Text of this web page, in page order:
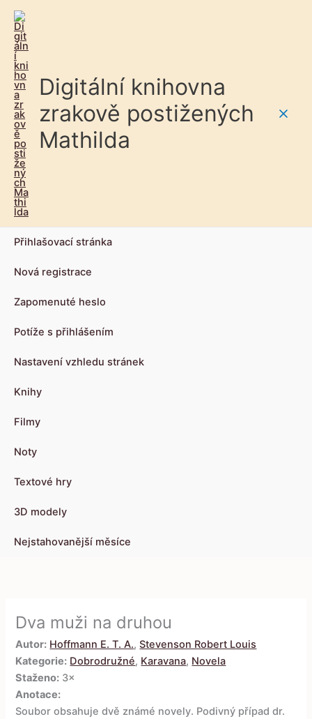
Digitální knihovna
zrakově postižených
Mathilda
Přihlašovací stránka
Nová registrace
Zapomenuté heslo
Potíže s přihlášením
Nastavení vzhledu stránek
Knihy
Filmy
Noty
Textové hry
3D modely
Nejstahovanější měsíce
Dva muži na druhou
Autor: Hoffmann E. T. A.,Stevenson Robert Louis
Kategorie: Dobrodružné, Karavana, Novela
Staženo: 3×
Anotace:
Soubor obsahuje dvě známé novely. Podivný případ dr.